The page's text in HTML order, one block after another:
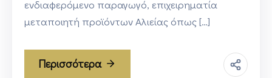
ενδιαφερόμενο παραγωγό, επιχειρηματία
μεταποιητή προϊόντων Αλιείας όπως […]
Περισσότερα